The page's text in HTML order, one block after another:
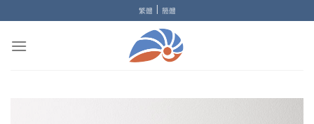
to
content
繁體 | 簡體